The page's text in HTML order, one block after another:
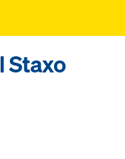
Staxo